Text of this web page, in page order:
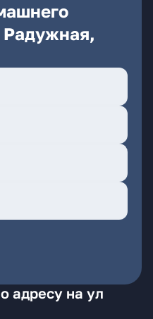
Радужная,
адресу на ул